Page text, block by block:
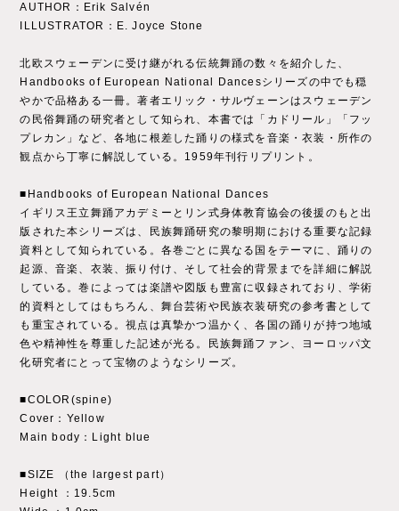
AUTHOR：Erik Salvén
ILLUSTRATOR：E. Joyce Stone
北欧スウェーデンに受け継がれる伝統舞踊の数々を紹介した、
Handbooks of European National Dancesシリーズの中でも穏
やかで品格ある一冊。著者エリック・サルヴェーンはスウェーデン
の民俗舞踊の研究者として知られ、本書では「カドリール」「フッ
プレカン」など、各地に根差した踊りの様式を音楽・衣装・所作の
観点から丁寧に解説している。1959年刊行リプリント。
■Handbooks of European National Dances
イギリス王立舞踊アカデミーとリン式身体教育協会の後援のもと出
版された本シリーズは、民族舞踊研究の黎明期における重要な記録
資料として知られている。各巻ごとに異なる国をテーマに、踊りの
起源、音楽、衣装、振り付け、そして社会的背景までを詳細に解説
している。巻によっては楽譜や図版も豊富に収録されており、学術
的資料としてはもちろん、舞台芸術や民族衣装研究の参考書として
も重宝されている。視点は真摯かつ温かく、各国の踊りが持つ地域
色や精神性を尊重した記述が光る。民族舞踊ファン、ヨーロッパ文
化研究者にとって宝物のようなシリーズ。
■COLOR(spine)
Cover：Yellow
Main body：Light blue
■SIZE （the largest part）
Height ：19.5cm